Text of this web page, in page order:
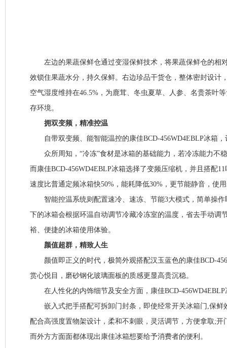
左边的果蔬保鲜仓通过变湿保鲜技术，将果蔬保鲜仓的相
效锁住果蔬水分，持久保鲜。右边珍品干货仓，整体密封设计
空气湿度维持在46.5%，为鹿茸、冬虫夏草、人参、名贵茶叶
存环境。
拥双变频，精准控温
自带双变频、能智能温控的康佳BCD-456WD4EBLP冰箱，
众所周知，“冷冻”食材是冰箱的基础能力，若冷冻能力不
而康佳BCD-456WD4EBLP冰箱选择了变频压缩机，并且搭配
速度比普通定频冰箱快50%，能耗降低30%，更节能静音，使
智能控温系统则配置速冷、速冻、节能3大模式，简单操作
下的冰箱会根据环温自动调节冷藏冷冻室的温度，省去手动调
裕、便捷的冰箱使用体验。
颜值超群，精致人生
颜值即正义的时代，极简外观搭配汉玉蓝色的康佳BCD-
赏心悦目，磨砂钢化玻璃面板的质感更显高贵沉稳。
在人性化的内饰细节及安全方面，康佳BCD-456WD4EBLP
嵌入式把手搭配可拆卸门封条，即使经常开关冰箱门,保鲜
配合高强度置物架设计，柔和不刺眼，灵活调节，方便拿取;开
而外方方面面都体现出康佳冰箱想要给予消费者的便利。